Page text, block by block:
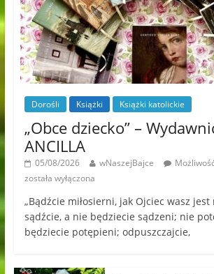
Dorośli Książki Książki katolickie
„Obce dziecko” –
ANCILLA
05/08/2026 wNaszejBajce
została wyłączona
„Bądźcie miłosierni, jak Ojciec wasz jest
sądźcie, a nie będziecie sądzeni; nie
będziecie potępieni; odpuszczajcie,